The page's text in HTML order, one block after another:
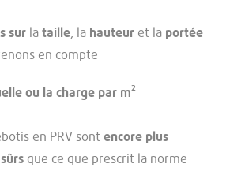
sur lataille, la hauteur et la portée
en compte
ou la charge par m²
en PRV sont encore plus
que ce que prescrit la norme